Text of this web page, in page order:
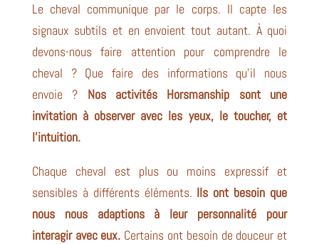
Le cheval communique par le corps. Il capte les
signaux subtils et en envoient tout autant. À quoi
devons-nous faire attention pour comprendre le
cheval ? Que faire des informations qu’il nous
envoie ? Nos activités Horsmanship sont une
invitation à observer avec les yeux, le toucher, et
l’intuition.
Chaque cheval est plus ou moins expressif et
sensibles à différents éléments. Ils ont besoin que
nous nous adaptions à leur personnalité pour
interagir avec eux. Certains ont besoin de douceur et